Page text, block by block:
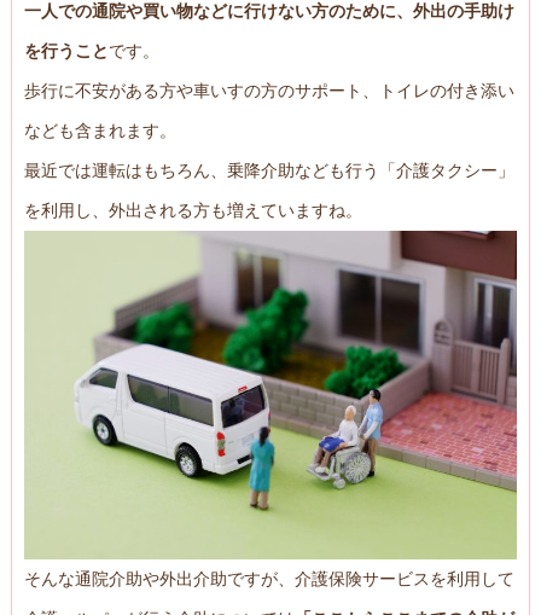
一人での通院や買い物などに行けない方のために、外出の手助け
を行うことです。
歩行に不安がある方や車いすの方のサポート、トイレの付き添い
なども含まれます。
最近では運転はもちろん、乗降介助なども行う「介護タクシー」
を利用し、外出される方も増えていますね。
そんな通院介助や外出介助ですが、介護保険サービスを利用して